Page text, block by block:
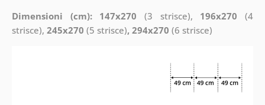
Dimensioni (cm): 147x270 (3 strisce), 196x270 (4
strisce), 245x270 (5 strisce), 294x270 (6 strisce)